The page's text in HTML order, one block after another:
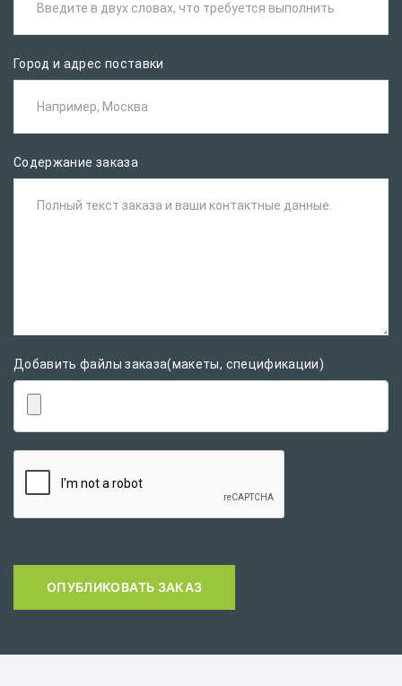
Введите в двух словах, что требуется выполнить
Город и адрес поставки
Например, Москва
Содержание заказа
Полный текст заказа и ваши контактные данные.
Добавить файлы заказа(макеты, спецификации)
ОПУБЛИКОВАТЬ ЗАКАЗ